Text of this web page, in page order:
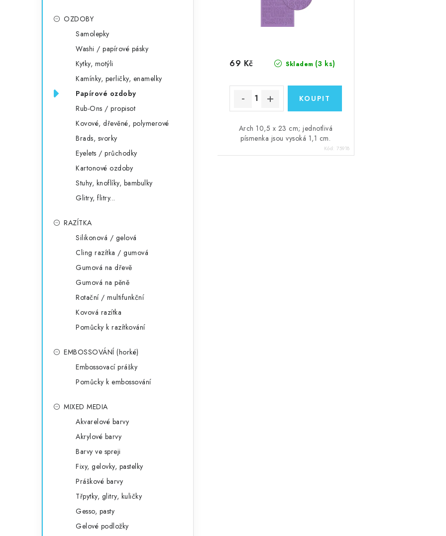
OZDOBY
Samolepky
Washi / papírové pásky
Kytky, motýli
Kamínky, perličky, enamelky
Papírové ozdoby
Rub-Ons / propisot
Kovové, dřevěné, polymerové
Brads, svorky
Eyelets / průchodky
Kartonové ozdoby
Stuhy, knoflíky, bambulky
Glitry, flitry...
RAZÍTKA
Silikonová / gelová
Cling razítka / gumová
Gumová na dřevě
Gumová na pěně
Rotační / multifunkční
Kovová razítka
Pomůcky k razítkování
EMBOSSOVÁNÍ (horké)
Embossovací prášky
Pomůcky k embossování
MIXED MEDIA
Akvarelové barvy
Akrylové barvy
Barvy ve spreji
Fixy, gelovky, pastelky
Práškové barvy
Třpytky, glitry, kuličky
Gesso, pasty
Gelové podložky
Skladem (3 ks)
69 Kč
Arch 10,5 x 23 cm; jednotlivá
písmenka jsou vysoká 1,1 cm.
Kód:75918